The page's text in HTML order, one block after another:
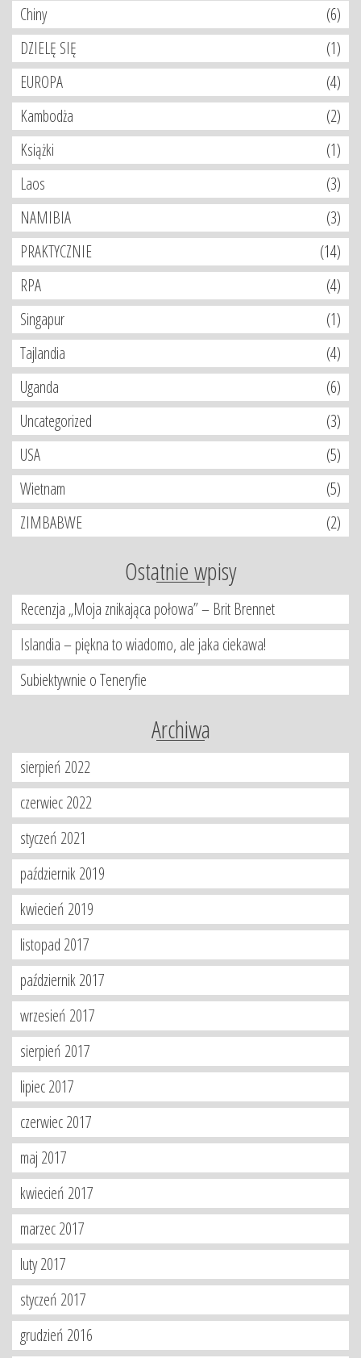
Chiny
(6)
DZIELĘ SIĘ
(1)
EUROPA
(4)
Kambodża
(2)
Książki
(1)
Laos
(3)
NAMIBIA
(3)
PRAKTYCZNIE
(14)
RPA
(4)
Singapur
(1)
Tajlandia
(4)
Uganda
(6)
Uncategorized
(3)
USA
(5)
Wietnam
(5)
ZIMBABWE
(2)
Ostatnie wpisy
Recenzja „Moja znikająca połowa” – Brit Brennet
Islandia – piękna to wiadomo, ale jaka ciekawa!
Subiektywnie o Teneryfie
Archiwa
sierpień 2022
czerwiec 2022
styczeń 2021
październik 2019
kwiecień 2019
listopad 2017
październik 2017
wrzesień 2017
sierpień 2017
lipiec 2017
czerwiec 2017
maj 2017
kwiecień 2017
marzec 2017
luty 2017
styczeń 2017
grudzień 2016